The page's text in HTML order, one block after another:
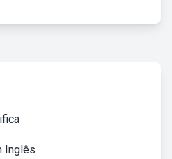
Inglês